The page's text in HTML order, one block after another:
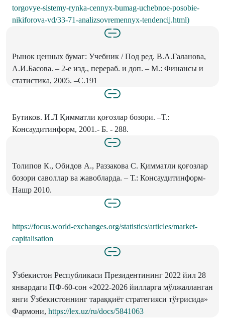
torgovye-sistemy-rynka-cennyx-bumag-uchebnoe-posobie-
nikiforova-vd/33-71-analizsovremennyx-tendencij.html)
Рынок ценных бумаг: Учебник / Под ред. В.А.Галанова,
А.И.Басова. – 2-е изд., перераб. и доп. – М.: Финансы и
статистика, 2005. –С.191
Бутиков. И.Л Қимматли қоғозлар бозори. –Т.:
Консаудитинформ, 2001.- Б. - 288.
Толипов К., Обидов А., Раззакова С. Қимматли қоғозлар
бозори саволлар ва жавобларда. – Т.: Консаудитинформ-
Нашр 2010.
https://focus.world-exchanges.org/statistics/articles/market-
capitalisation
Ўзбекистон Республикаси Президентининг 2022 йил 28
январдаги ПФ-60-сон «2022-2026 йилларга мўлжалланган
янги Ўзбекистоннинг тараққиёт стратегияси тўғрисида»
Фармони, https://lex.uz/ru/docs/5841063